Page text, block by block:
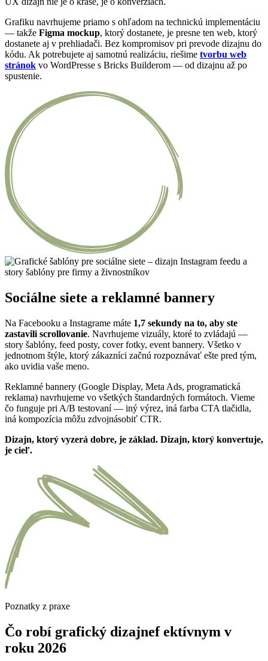
Grafiku navrhujeme priamo s ohľadom na technickú implementáciu
— takže Figma mockup, ktorý dostanete, je presne ten web, ktorý
dostanete aj v prehliadači. Bez kompromisov pri prevode dizajnu do
kódu. Ak potrebujete aj samotnú realizáciu, riešime tvorbu web
stránok vo WordPresse s Bricks Builderom — od dizajnu až po
spustenie.
Sociálne siete a reklamné bannery
Na Facebooku a Instagrame máte 1,7 sekundy na to, aby ste
zastavili scrollovanie. Navrhujeme vizuály, ktoré to zvládajú —
story šablóny, feed posty, cover fotky, event bannery. Všetko v
jednotnom štýle, ktorý zákazníci začnú rozpoznávať ešte pred tým,
ako uvidia vaše meno.
Reklamné bannery (Google Display, Meta Ads, programatická
reklama) navrhujeme vo všetkých štandardných formátoch. Vieme
čo funguje pri A/B testovaní — iný výrez, iná farba CTA tlačidla,
iná kompozícia môžu zdvojnásobiť CTR.
Dizajn, ktorý vyzerá dobre, je základ. Dizajn, ktorý konvertuje,
je cieľ.
Poznatky z praxe
Čo robí grafický dizajnef ektívnym v
roku 2026